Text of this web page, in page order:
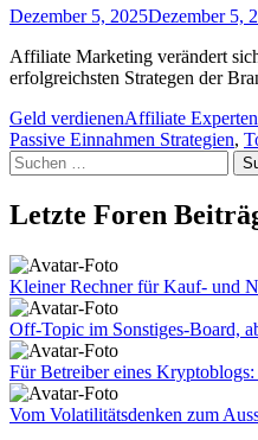
Dezember 5, 2025Dezember 5,
Affiliate Marketing verändert
erfolgreichsten Strategen der
Geld verdienenAffiliate
Passive Einnahmen Strategien,
Suchen
nach:
Letzte Foren
Kleiner Rechner für Kauf- und
Off-Topic im Sonstiges-Board,
Für Betreiber eines
Vom Volatilitätsdenken zum